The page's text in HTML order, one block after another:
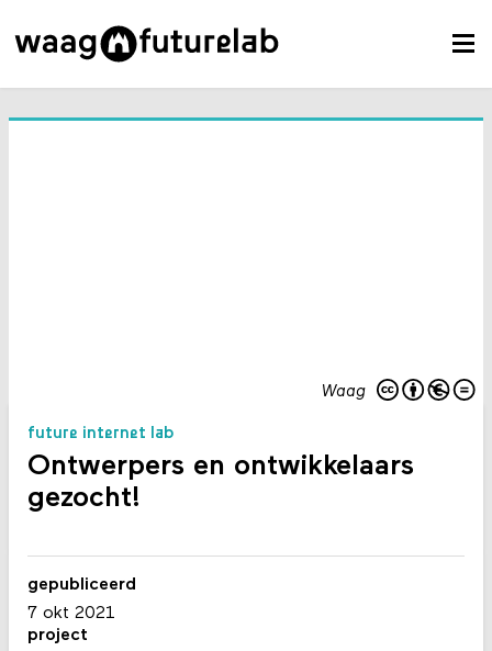
Waag
future internet lab
Ontwerpers en ontwikkelaars
gezocht!
gepubliceerd
7 okt 2021
project